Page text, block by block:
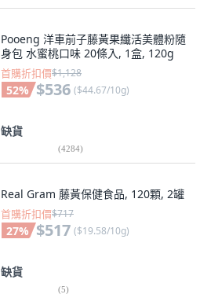
Pooeng 洋車前子藤黃果纖活美體粉隨
身包 水蜜桃口味 20條入, 1盒, 120g
首購折扣價$1,128
52% $536 ($44.67/10g)
缺貨
(4284)
Real Gram 藤黃保健食品, 120顆, 2罐
首購折扣價$717
27% $517 ($19.58/10g)
缺貨
(5)